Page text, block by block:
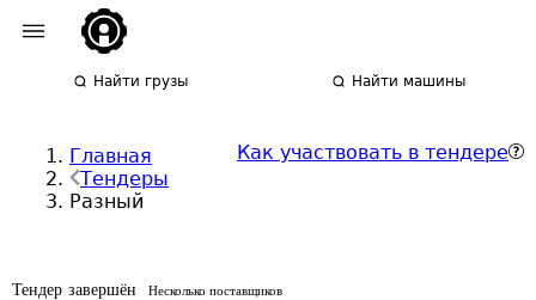
Найти грузы Найти машины
Главная
Тендеры
Разный
Как участвовать в тендере
Тендер завершён Несколько поставщиков